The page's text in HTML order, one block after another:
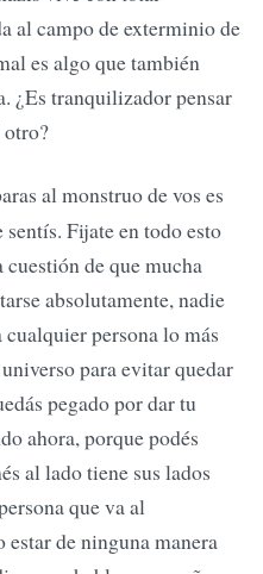
al campo de exterminio de
es algo que también
¿Es tranquilizador pensar
otro?
al monstruo de vos es
Fijate en todo esto
de que mucha
absolutamente, nadie
cualquier persona lo más
para evitar quedar
pegado por dar tu
ahora, porque podés
al lado tiene sus lados
que va al
estar de ninguna manera